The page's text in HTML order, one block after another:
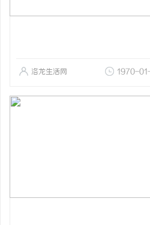
洛龙生活网 1970-